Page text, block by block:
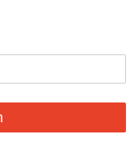
'Het verhaal
vindt u leestips
serie: van de